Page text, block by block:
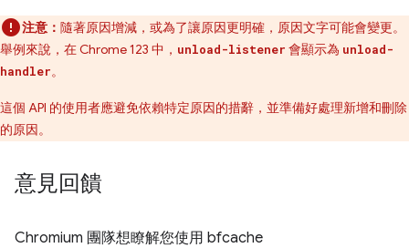
注意： 隨著原因增減，或為了讓原因更明確，原因文字可能會變更。
舉例來說，在 Chrome 123 中， unload-listener 會顯示為 unload-
handler。
這個 API 的使用者應避免依賴特定原因的措辭，並準備好處理新增和刪除
的原因。
意見回饋
Chromium 團隊想瞭解您使用 bfcache